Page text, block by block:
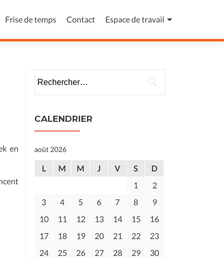
Frise de temps Contact Espace de travail
en
CALENDRIER
août 2026
L M M J V S
D
1
2
3
4 5 6 7 8
9
10
11 12 13 14 15
16
17
18 19 20 21 22
23
24
25 26 27 28 29
30